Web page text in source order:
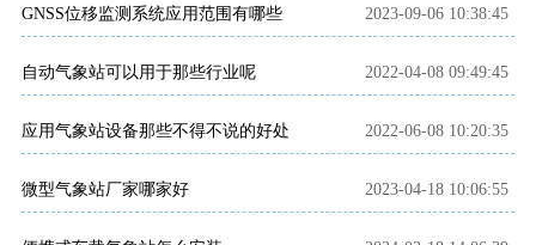
GNSS位移监测系统应用范围有哪些 2023-09-06 10:38:45
自动气象站可以用于那些行业呢 2022-04-08 09:49:45
应用气象站设备那些不得不说的好处 2022-06-08 10:20:35
微型气象站厂家哪家好 2023-04-18 10:06:55